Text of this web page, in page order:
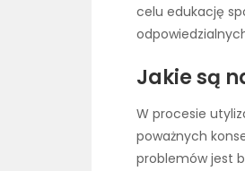
celu edukację
Jakie są
W procesie
poważnych
problemów jest